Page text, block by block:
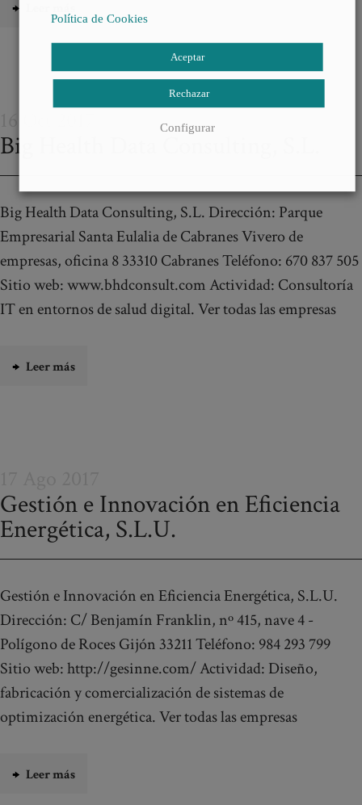
Big Health Data Consulting, S.L.
Big Health Data Consulting, S.L. Dirección: Parque
Empresarial Santa Eulalia de Cabranes Vivero de
empresas, oficina 8 33310 Cabranes Teléfono: 670 837 505
Sitio web: www.bhdconsult.com Actividad: Consultoría
IT en entornos de salud digital. Ver todas las empresas
Leer más
Gestión e Innovación en Eficiencia
Energética, S.L.U.
Gestión e Innovación en Eficiencia Energética, S.L.U.
Dirección: C/ Benjamín Franklin, nº 415, nave 4 -
Polígono de Roces Gijón 33211 Teléfono: 984 293 799
Sitio web: http://gesinne.com/ Actividad: Diseño,
fabricación y comercialización de sistemas de
optimización energética. Ver todas las empresas
Leer más
Política de Cookies
Aceptar
Rechazar
Configurar